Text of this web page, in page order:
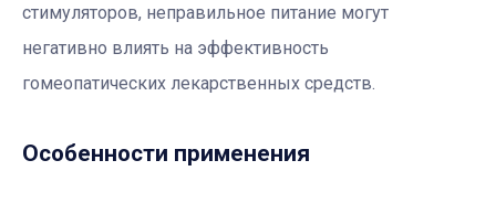
стимуляторов, неправильное питание могут
негативно влиять на эффективность
гомеопатических лекарственных средств.
Особенности применения